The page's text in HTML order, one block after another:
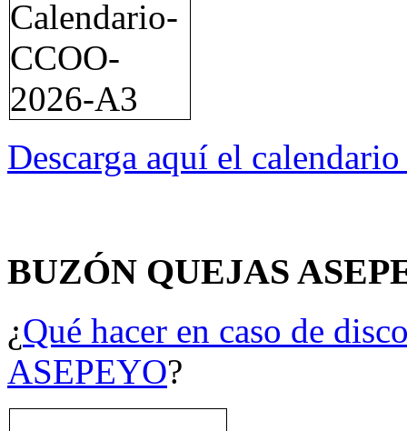
Descarga aquí el
BUZÓN QUEJAS
¿Qué hacer en caso de
ASEPEYO?